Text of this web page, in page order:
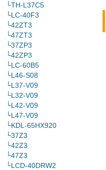
└TH-L37C5
└LC-40F3
└42ZT3
└47ZT3
└37ZP3
└42ZP3
└LC-60B5
└L46-S08
└L37-V09
└L32-V09
└L42-V09
└L47-V09
└KDL-65HX920
└37Z3
└42Z3
└47Z3
└LCD-40DRW2